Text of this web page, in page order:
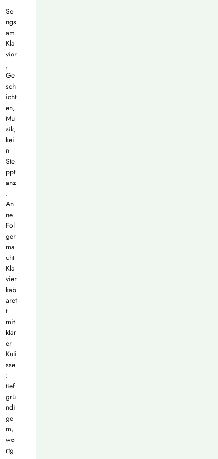
So
ngs
am
Kla
vier
,
Ge
sch
icht
en,
Mu
sik,
kei
n
Ste
ppt
anz
.
An
ne
Fol
ger
ma
cht
Kla
vier
kab
aret
t
mit
klar
er
Kuli
sse
:
tief
grü
ndi
ge
m,
wo
rtg